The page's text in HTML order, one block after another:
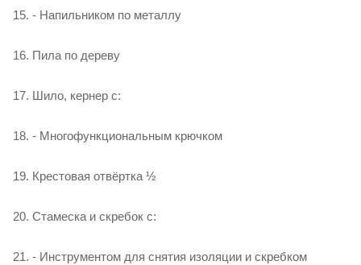
15. - Напильником по металлу
16. Пила по дереву
17. Шило, кернер с:
18. - Многофункциональным крючком
19. Крестовая отвёртка ½
20. Стамеска и скребок с:
21. - Инструментом для снятия изоляции и скребком